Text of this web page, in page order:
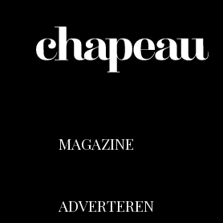
MAGAZINE
ADVERTEREN